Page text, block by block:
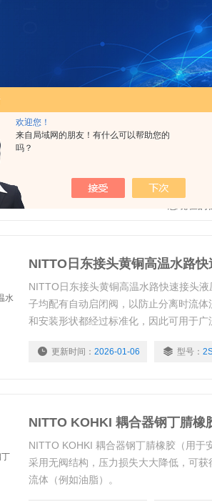
欢迎您！
来自局域网的朋友！有什么可以帮助您的
吗？
您现在的
NITTO日东接头黄铜高温水路
NITTO日东接头黄铜高温水路快速接头
子均配有自动启闭阀，以防止分离时流
和安装形状都经过标准化，因此可用于
状和尺寸：Rc1/4（内螺纹） * 可连接
更新时间： 2026-01-06 型号：
NITTO KOHKI 耦合器钢丁腈橡
NITTO KOHKI 耦合器钢丁腈橡胶（用于
采用无阀结构，压力损失大大降低，可
流体（例如油脂）。